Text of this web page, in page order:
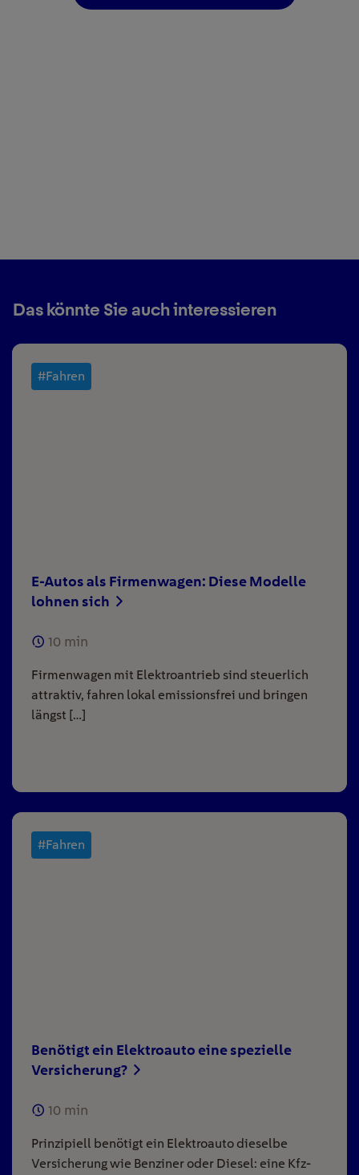
Das könnte Sie auch interessieren
#Fahren
E-Autos als Firmenwagen: Diese Modelle
lohnen sich
10 min
Firmenwagen mit Elektroantrieb sind steuerlich
attraktiv, fahren lokal emissionsfrei und bringen
längst […]
#Fahren
Benötigt ein Elektroauto eine spezielle
Versicherung?
10 min
Prinzipiell benötigt ein Elektroauto dieselbe
Versicherung wie Benziner oder Diesel: eine Kfz-